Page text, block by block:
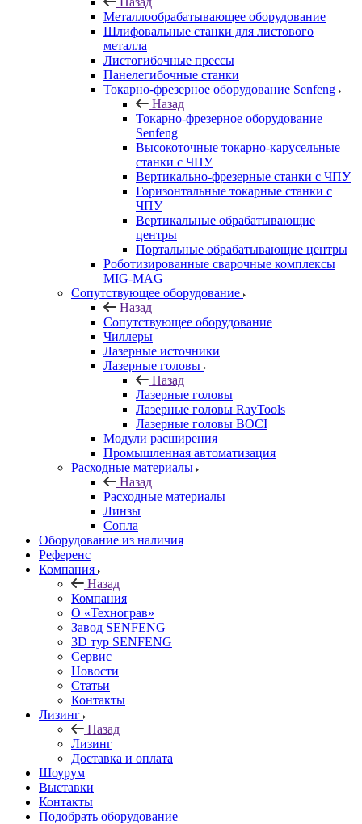
Металлообрабатывающее оборудование
Шлифовальные станки для листового
металла
Листогибочные прессы
Панелегибочные станки
Токарно-фрезерное оборудование Senfeng
Назад
Токарно-фрезерное оборудование
Senfeng
Высокоточные токарно-карусельные
станки с ЧПУ
Вертикально-фрезерные станки с ЧПУ
Горизонтальные токарные станки с
ЧПУ
Вертикальные обрабатывающие
центры
Портальные обрабатывающие центры
Роботизированные сварочные комплексы
MIG-MAG
Сопутствующее оборудование
Назад
Сопутствующее оборудование
Чиллеры
Лазерные источники
Лазерные головы
Назад
Лазерные головы
Лазерные головы RayTools
Лазерные головы BOCI
Модули расширения
Промышленная автоматизация
Расходные материалы
Назад
Расходные материалы
Линзы
Сопла
Оборудование из наличия
Референс
Компания
Назад
Компания
О «Технограв»
Завод SENFENG
3D тур SENFENG
Сервис
Новости
Статьи
Контакты
Лизинг
Назад
Лизинг
Доставка и оплата
Шоурум
Выставки
Контакты
Подобрать оборудование